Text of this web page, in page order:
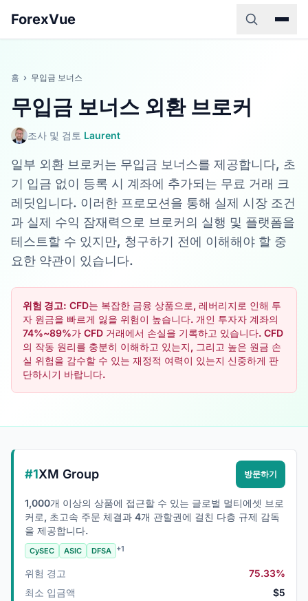
ForexVue
홈 › 무입금 보너스
무입금 보너스 외환 브로커
조사 및 검토 Laurent
일부 외환 브로커는 무입금 보너스를 제공합니다, 초
기 입금 없이 등록 시 계좌에 추가되는 무료 거래 크
레딧입니다. 이러한 프로모션을 통해 실제 시장 조건
과 실제 수익 잠재력으로 브로커의 실행 및 플랫폼을
테스트할 수 있지만, 청구하기 전에 이해해야 할 중
요한 약관이 있습니다.
위험 경고: CFD는 복잡한 금융 상품으로, 레버리지로 인해 투
자 원금을 빠르게 잃을 위험이 높습니다. 개인 투자자 계좌의
74%~89%가 CFD 거래에서 손실을 기록하고 있습니다. CFD
의 작동 원리를 충분히 이해하고 있는지, 그리고 높은 원금 손
실 위험을 감수할 수 있는 재정적 여력이 있는지 신중하게 판
단하시기 바랍니다.
#1XM Group 방문하기
1,000개 이상의 상품에 접근할 수 있는 글로벌 멀티에셋 브로
커로, 초고속 주문 체결과 4개 관할권에 걸친 다층 규제 감독
을 제공합니다.
CySEC ASIC DFSA +1
위험 경고
75.33%
최소 입금액
$5